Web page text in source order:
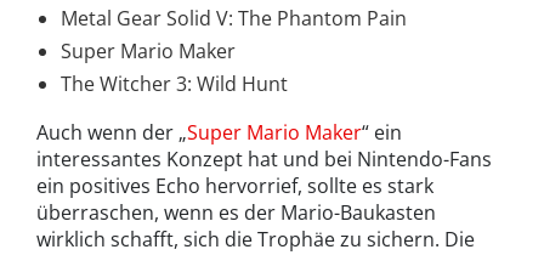
Metal Gear Solid V: The Phantom Pain
Super Mario Maker
The Witcher 3: Wild Hunt
Auch wenn der „Super Mario Maker“ ein
interessantes Konzept hat und bei Nintendo-Fans
ein positives Echo hervorrief, sollte es stark
überraschen, wenn es der Mario-Baukasten
wirklich schafft, sich die Trophäe zu sichern. Die